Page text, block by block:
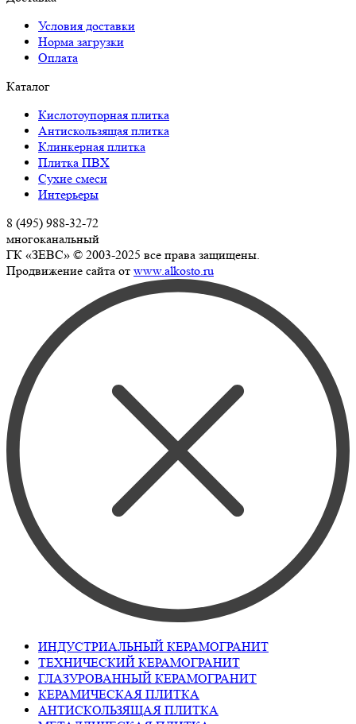
Условия доставки
Норма загрузки
Оплата
Каталог
Кислотоупорная плитка
Антискользящая плитка
Клинкерная плитка
Плитка ПВХ
Сухие смеси
Интерьеры
8 (495) 988-32-72
многоканальный
ГК «ЗЕВС» © 2003-2025 все права защищены.
Продвижение сайта от www.alkosto.ru
ИНДУСТРИАЛЬНЫЙ КЕРАМОГРАНИТ
ТЕХНИЧЕСКИЙ КЕРАМОГРАНИТ
ГЛАЗУРОВАННЫЙ КЕРАМОГРАНИТ
КЕРАМИЧЕСКАЯ ПЛИТКА
АНТИСКОЛЬЗЯЩАЯ ПЛИТКА